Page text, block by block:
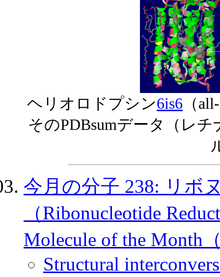
ヘリオロドプシン6is6 （all-
そのPDBsumデータ（レ
今月の分子 238: リボ
（Ribonucleotide
Molecule of the Month
Structural